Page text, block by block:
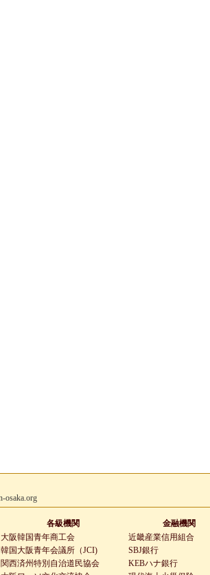
osaka.org
各級機関
大阪韓国青年商工会
韓国大阪青年会議所（JCI)
関西済州特別自治道民協会
金融機関
近畿産業信用組合
SBJ銀行
KEBハナ銀行